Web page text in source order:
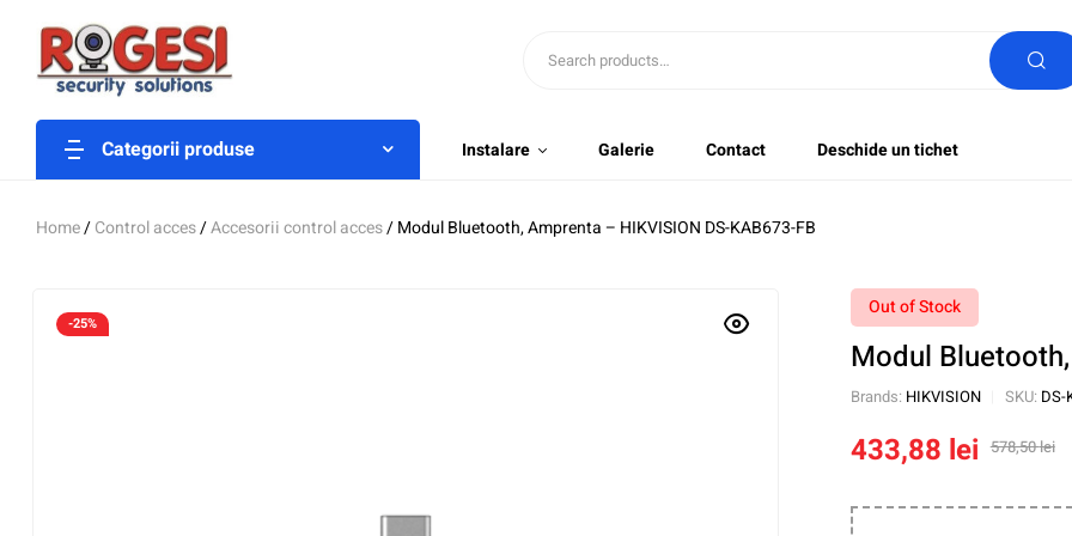
Categorii produse Instalare Galerie Contact Deschide un tichet
Home/Control acces/Accesorii control acces/ Modul Bluetooth, Amprenta – HIKVISION DS-KAB673-FB
-25%
Out of Stock
Modul
Brands: HIKVISION SKU: DS-
578,50lei
433,88 lei